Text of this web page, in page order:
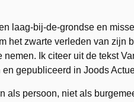
laag-bij-de-grondse en
het zwarte verleden van zijn
Ik citeer uit de tekst
gepubliceerd in Joods
als persoon, niet als